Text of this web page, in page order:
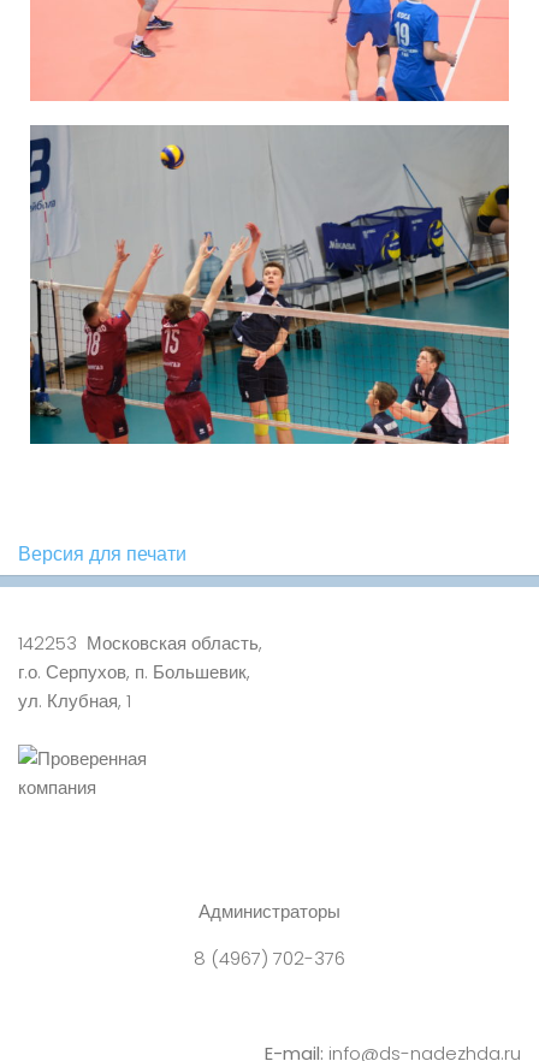
Версия для печати
142253 Московская область,
г.о. Серпухов, п. Большевик,
ул. Клубная, 1
Администраторы
8 (4967) 702-376
E-mail: info@ds-nadezhda.ru